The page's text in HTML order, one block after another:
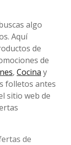
algo
Aquí
de
de
, Cocina y
folletos antes
sitio web de
de